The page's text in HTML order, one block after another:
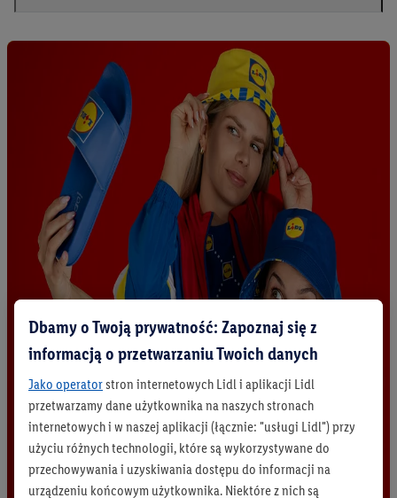
Dbamy o Twoją prywatność: Zapoznaj się z
informacją o przetwarzaniu Twoich danych
Jako operatorstron internetowych Lidl i aplikacji Lidl
przetwarzamy dane użytkownika na naszych stronach
internetowych i w naszej aplikacji (łącznie: "usługi Lidl") przy
użyciu różnych technologii, które są wykorzystywane do
przechowywania i uzyskiwania dostępu do informacji na
urządzeniu końcowym użytkownika. Niektóre z nich są